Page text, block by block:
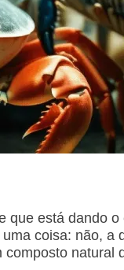
está dando
coisa: não,